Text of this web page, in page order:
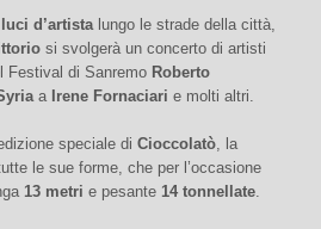
d’artistalungo le strade della città,
si svolgerà un concerto di artisti
Festival di Sanremo Roberto
a Irene Fornaciari e molti altri.
speciale di Cioccolatò, la
le sue forme, che per l’occasione
13 metri e pesante 14 tonnellate.